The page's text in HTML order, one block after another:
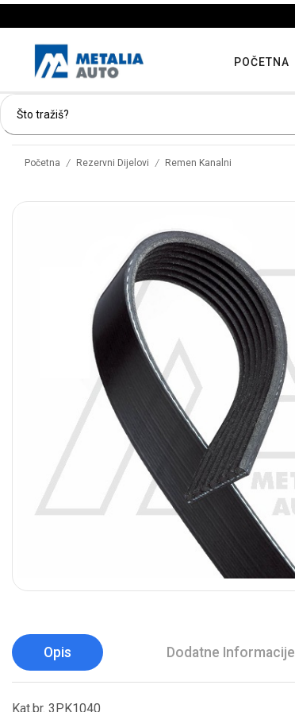
POČETNA
Početna / Rezervni Dijelovi / Remen Kanalni
Opis Dodatne Informacije
Kat.br. 3PK1040